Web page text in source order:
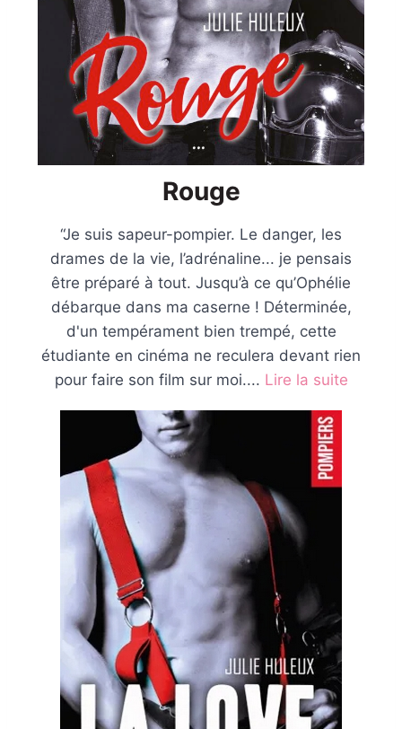
Rouge
“Je suis sapeur-pompier. Le danger, les
drames de la vie, l’adrénaline... je pensais
être préparé à tout. Jusqu’à ce qu’Ophélie
débarque dans ma caserne ! Déterminée,
d'un tempérament bien trempé, cette
étudiante en cinéma ne reculera devant rien
pour faire son film sur moi.... Lire la suite